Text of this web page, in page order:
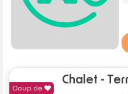
Coup de
Chalet -